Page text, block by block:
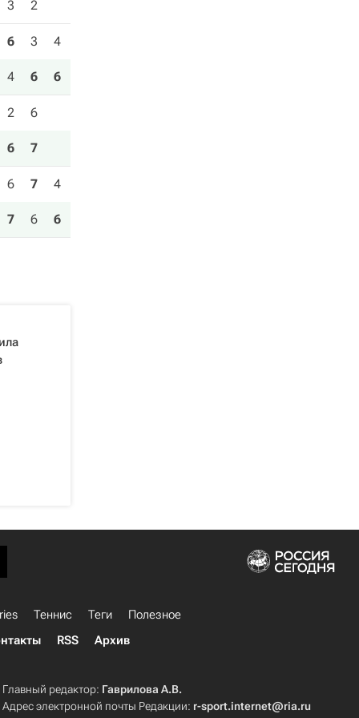
3 2
6 3 4
4 6 6
2 6
6 7
6 7 4
7 6 6
Теннис Теги
Полезное
RSS Архив
Главный редактор: Гаврилова А.В.
Адрес электронной почты Редакции: r-sport.internet@ria.ru